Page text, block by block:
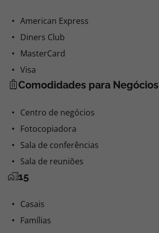
American Express
Diners Club
MasterCard
Visa
Comodidades para Negócios
Centro de negócios
Fotocopiadora
Sala de conferências
Sala de reuniões
15
Casais
Famílias